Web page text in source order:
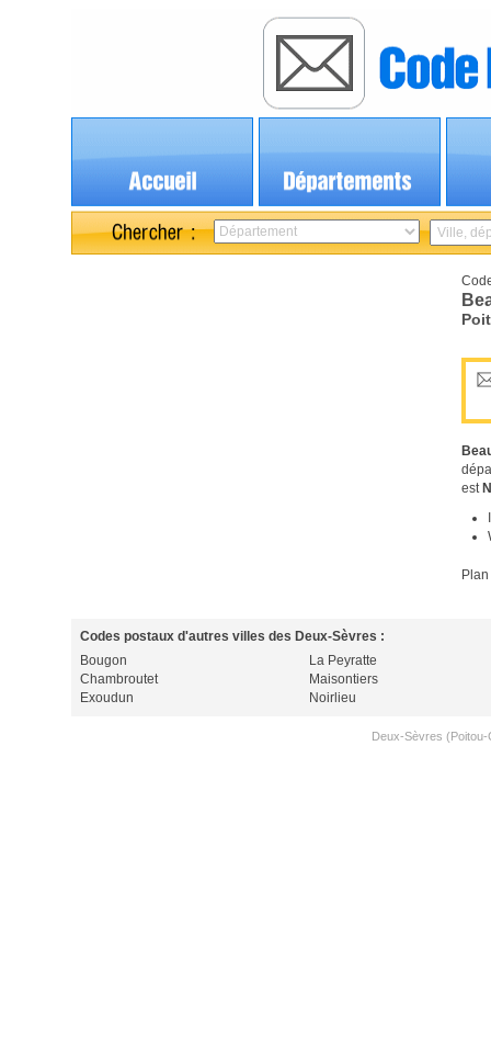
est
Codes postaux d'autres villes des Deux-Sèvres :
Bougon
Chambroutet
Exoudun
La Peyratte
Maisontiers
Noirlieu
Deux-Sèvres (Poitou-